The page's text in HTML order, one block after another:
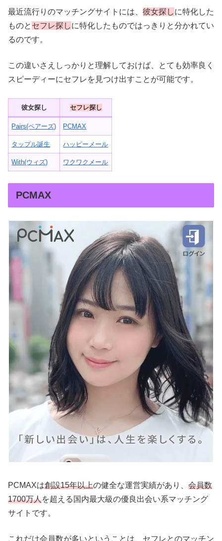
最近流行りのマッチングサイトには、 彼女探しに特化した
ものと セフレ探しに特化したものではっきりと分かれてい
るのです。
この違いさえしっかりと理解しておけば、とても効率良く
スピーディーにセフレを見つけ出すことが可能です。
彼女探し セフレ探し
Pairs(ペアーズ) PCMAX
タップル誕生 ハッピーメール
With(ウィズ) ワクワクメール
PCMAX
PCMAXは創設15年以上の健全な運営実績があり、 会員数
1700万人を超える国内最大級の優良出会い系マッチング
サイトです。
これだけ会員数が多いということは、セフレとのマッチン